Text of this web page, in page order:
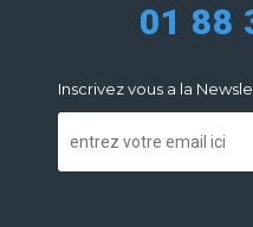
01 88
Inscrivez vous a la